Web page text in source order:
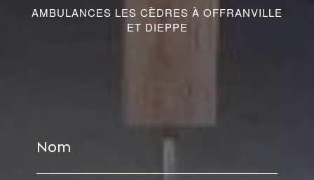
AMBULANCES LES CÈDRES À OFFRANVILLE
ET DIEPPE
Nom